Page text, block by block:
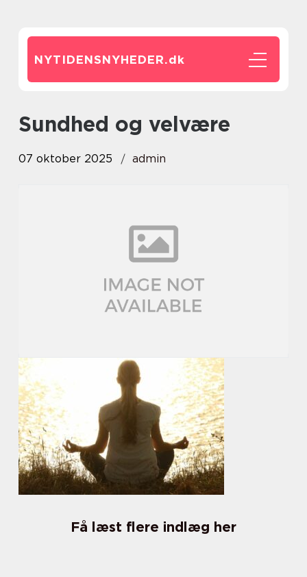
NYTIDENSNYHEDER.dk
Sundhed og velvære
07 oktober 2025 admin
Få læst flere indlæg her